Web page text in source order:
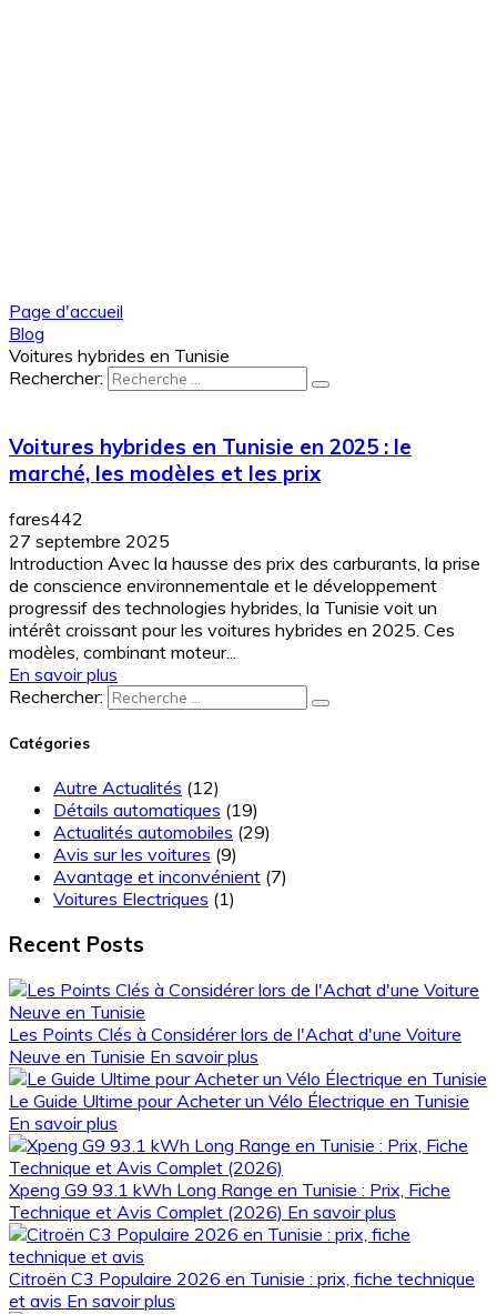
Page d'accueil
Blog
Voitures hybrides en Tunisie
Rechercher:
Voitures hybrides en Tunisie en 2025 : le
marché, les modèles et les prix
fares442
27 septembre 2025
Introduction Avec la hausse des prix des carburants, la prise
de conscience environnementale et le développement
progressif des technologies hybrides, la Tunisie voit un
intérêt croissant pour les voitures hybrides en 2025. Ces
modèles, combinant moteur...
En savoir plus
Rechercher:
Catégories
Autre Actualités (12)
Détails automatiques (19)
Actualités automobiles (29)
Avis sur les voitures (9)
Avantage et inconvénient (7)
Voitures Electriques (1)
Recent Posts
Les Points Clés à Considérer lors de l'Achat d'une Voiture
Neuve en Tunisie En savoir plus
Le Guide Ultime pour Acheter un Vélo Électrique en Tunisie
En savoir plus
Xpeng G9 93.1 kWh Long Range en Tunisie : Prix, Fiche
Technique et Avis Complet (2026) En savoir plus
Citroën C3 Populaire 2026 en Tunisie : prix, fiche technique
et avis En savoir plus